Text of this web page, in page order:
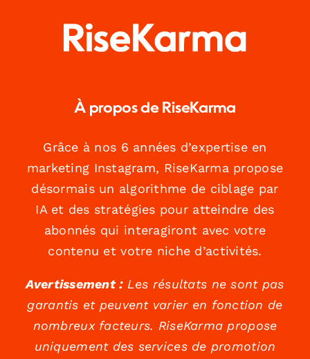
À propos de RiseKarma
Grâce à nos 6 années d’expertise en
marketing Instagram, RiseKarma propose
désormais un algorithme de ciblage par
IA et des stratégies pour atteindre des
abonnés qui interagiront avec votre
contenu et votre niche d’activités.
Avertissement :Les résultats ne sont pas
garantis et peuvent varier en fonction de
nombreux facteurs. RiseKarma propose
uniquement des services de promotion